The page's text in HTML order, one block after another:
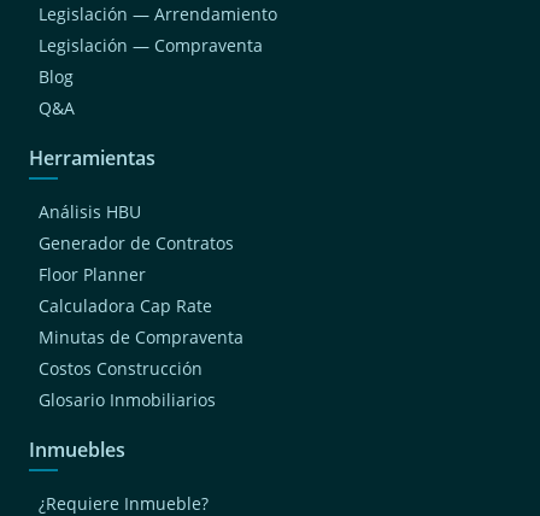
Legislación — Arrendamiento
Legislación — Compraventa
Blog
Q&A
Herramientas
Análisis HBU
Generador de Contratos
Floor Planner
Calculadora Cap Rate
Minutas de Compraventa
Costos Construcción
Glosario Inmobiliarios
Inmuebles
¿Requiere Inmueble?